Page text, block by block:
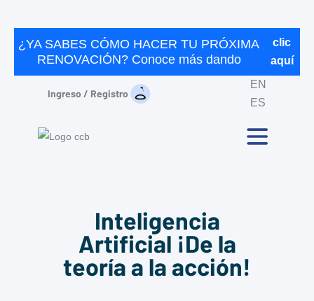
¿YA SABES CÓMO HACER TU PRÓXIMA
RENOVACIÓN? Conoce más dando
clic
aquí
Ingreso / Registro
EN
ES
Inteligencia
Artificial ¡De la
teoría a la acción!